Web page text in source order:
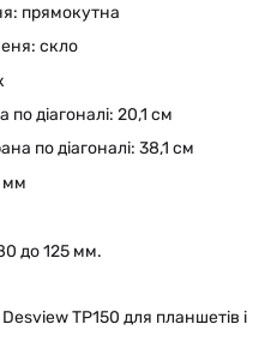
прямокутна
скло
діагоналі: 20,1 см
по діагоналі: 38,1 см
мм
до 125 мм.
TP150 для планшетів і